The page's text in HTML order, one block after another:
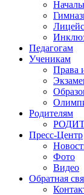
Педагогам
Ученикам
Права
Родителям
Пресс-Центр
Фото
Видео
Обратная